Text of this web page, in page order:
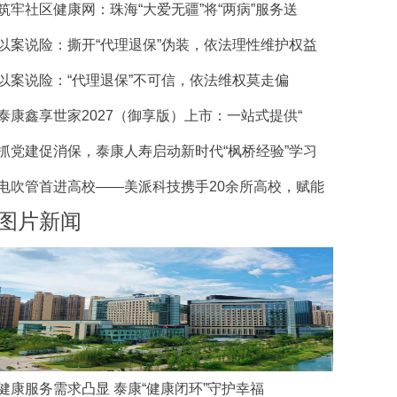
牢社区健康网：珠海“大爱无疆”将“两病”服务送
案说险：撕开“代理退保”伪装，依法理性维护权益
案说险：“代理退保”不可信，依法维权莫走偏
康鑫享世家2027（御享版）上市：一站式提供“
党建促消保，泰康人寿启动新时代“枫桥经验”学习
吹管首进高校——美派科技携手20余所高校，赋能
片新闻
康服务需求凸显 泰康“健康闭环”守护幸福